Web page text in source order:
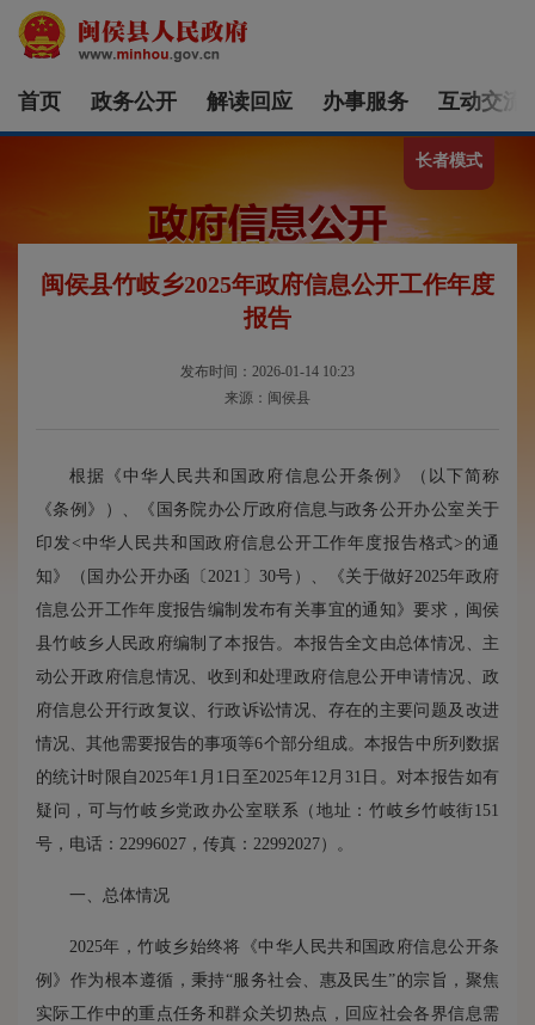
首页 政务公开 解读回应 办事服务 互动交流
长者模式
闽侯县竹岐乡2025年政府信息公开工作年度
报告
发布时间：2026-01-14 10:23
来源：闽侯县
根据《中华人民共和国政府信息公开条例》（以下简称
《条例》）、《国务院办公厅政府信息与政务公开办公室关于
印发<中华人民共和国政府信息公开工作年度报告格式>的通
知》（国办公开办函〔2021〕30号）、《关于做好2025年政府
信息公开工作年度报告编制发布有关事宜的通知》要求，闽侯
县竹岐乡人民政府编制了本报告。本报告全文由总体情况、主
动公开政府信息情况、收到和处理政府信息公开申请情况、政
府信息公开行政复议、行政诉讼情况、存在的主要问题及改进
情况、其他需要报告的事项等6个部分组成。本报告中所列数据
的统计时限自2025年1月1日至2025年12月31日。对本报告如有
疑问，可与竹岐乡党政办公室联系（地址：竹岐乡竹岐街151
号，电话：22996027，传真：22992027）。
一、总体情况
2025年，竹岐乡始终将《中华人民共和国政府信息公开条
例》作为根本遵循，秉持“服务社会、惠及民生”的宗旨，聚焦
实际工作中的重点任务和群众关切热点，回应社会各界信息需